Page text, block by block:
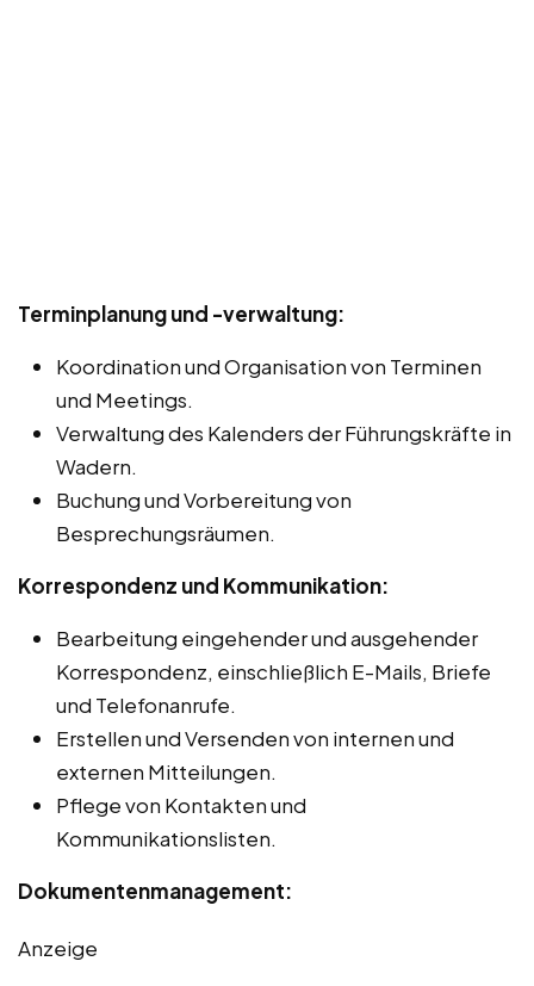
Terminplanung und -verwaltung:
Koordination und Organisation von Terminen
und Meetings.
Verwaltung des Kalenders der Führungskräfte in
Wadern.
Buchung und Vorbereitung von
Besprechungsräumen.
Korrespondenz und Kommunikation:
Bearbeitung eingehender und ausgehender
Korrespondenz, einschließlich E-Mails, Briefe
und Telefonanrufe.
Erstellen und Versenden von internen und
externen Mitteilungen.
Pflege von Kontakten und
Kommunikationslisten.
Dokumentenmanagement:
Anzeige